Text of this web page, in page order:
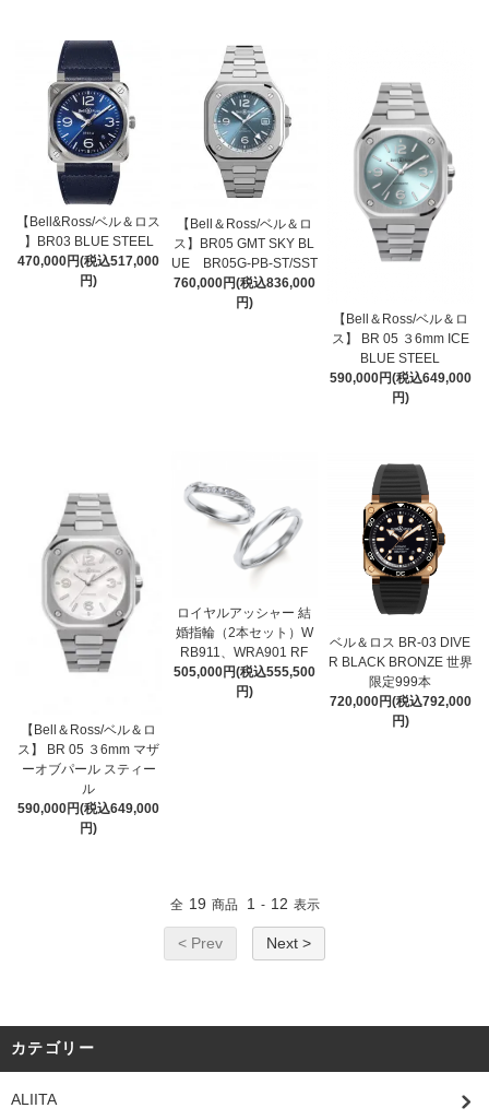
【Bell&Ross/ベル＆ロス
】BR03 BLUE STEEL
470,000円(税込517,000
円)
【Bell＆Ross/ベル＆ロ
ス】BR05 GMT SKY BL
UE BR05G-PB-ST/SST
760,000円(税込836,000
円)
【Bell＆Ross/ベル＆ロ
ス】 BR 05 ３6mm ICE
BLUE STEEL
590,000円(税込649,000
円)
【Bell＆Ross/ベル＆ロ
ス】 BR 05 ３6mm マザ
ーオブパール スティー
ル
590,000円(税込649,000
円)
ロイヤルアッシャー 結
婚指輪（2本セット）W
RB911、WRA901 RF
505,000円(税込555,500
円)
ベル＆ロス BR-03 DIVE
R BLACK BRONZE 世界
限定999本
720,000円(税込792,000
円)
全 19 商品 1 - 12 表示
< Prev Next >
カテゴリー
ALIITA